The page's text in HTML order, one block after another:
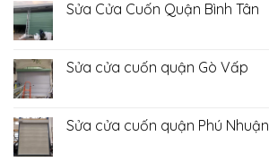
Sửa Cửa Cuốn Quận Bình Tân
luận
ở
Quận
Bình
Sửa cửa cuốn quận Gò Vấp
luận
ở
Sửa cửa cuốn quận Phú Nhuận